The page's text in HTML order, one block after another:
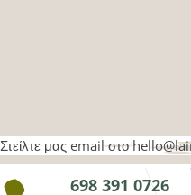
Στείλτε μας email στο
698 391 0726